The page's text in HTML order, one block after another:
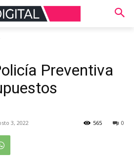
Preventiva
3, 2022 0
565